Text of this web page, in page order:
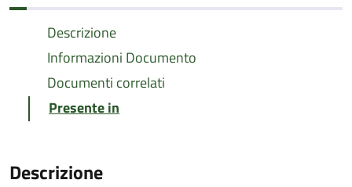
Descrizione
Informazioni Documento
Documenti correlati
Presente in
Descrizione